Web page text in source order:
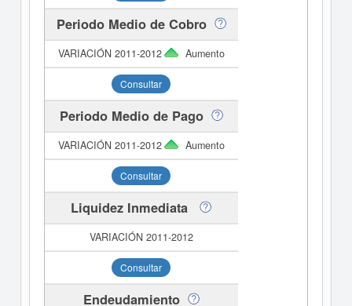
Periodo Medio de Cobro
Aumento
Consultar
Periodo Medio de Pago
Aumento
Consultar
Liquidez Inmediata
Consultar
Endeudamiento